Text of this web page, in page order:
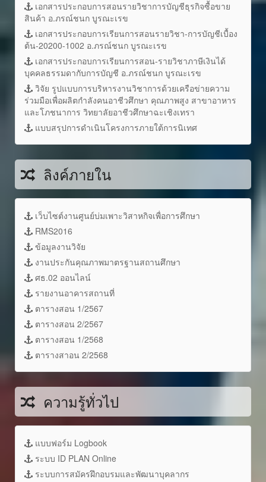
เอกสารประกอบการสอนรายวิชาการบัญชีธุรกิจซื้อขาย
สินค้า อ.ภรณ์ชนก บูรณะเรข
เอกสารประกอบการเรียนการสอนรายวิชา-การบัญชีเบื้อง
ต้น-20200-1002 อ.ภรณ์ชนก บูรณะเรข
เอกสารประกอบการเรียนการสอน-รายวิชาภาษีเงินได้
บุคคลธรรมดากับการบัญชี อ.ภรณ์ชนก บูรณะเรข
วิจัย รูปแบบการบริหารงานวิชาการด้วยเครือข่ายความ
ร่วมมือเพื่อผลิตกำลังคนอาชีวศึกษา คุณภาพสูง สาขาอาหาร
และโภชนาการ วิทยาลัยอาชีวศึกษาฉะเชิงเทรา
แบบสรุปการดำเนินโครงการภายใต้การนิเทศ
ลิงค์ภายใน
เว็บไซต์งานศูนย์บ่มเพาะวิสาหกิจเพื่อการศึกษา
RMS2016
ข้อมูลงานวิจัย
งานประกันคุณภาพมาตรฐานสถานศึกษา
ศธ.02 ออนไลน์
รายงานอาคารสถานที่
ตารางสอน 1/2567
ตารางสอน 2/2567
ตารางสอน 1/2568
ตารางสาอน 2/2568
ความรู้ทั่วไป
แบบฟอร์ม Logbook
ระบบ ID PLAN Online
ระบบการสมัครฝึกอบรมและพัฒนาบุคลากร